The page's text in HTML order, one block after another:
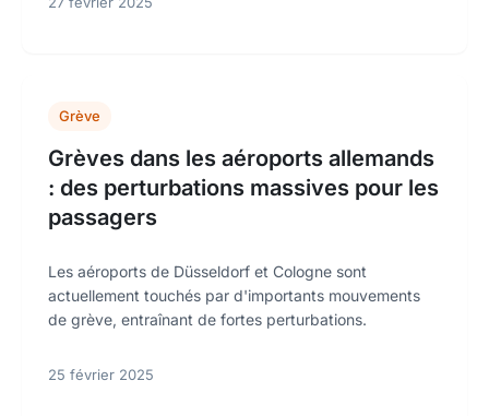
Grève
Grèves dans les aéroports allemands
: des perturbations massives pour les
passagers
Les aéroports de Düsseldorf et Cologne sont
actuellement touchés par d'importants mouvements
de grève, entraînant de fortes perturbations.
25 février 2025